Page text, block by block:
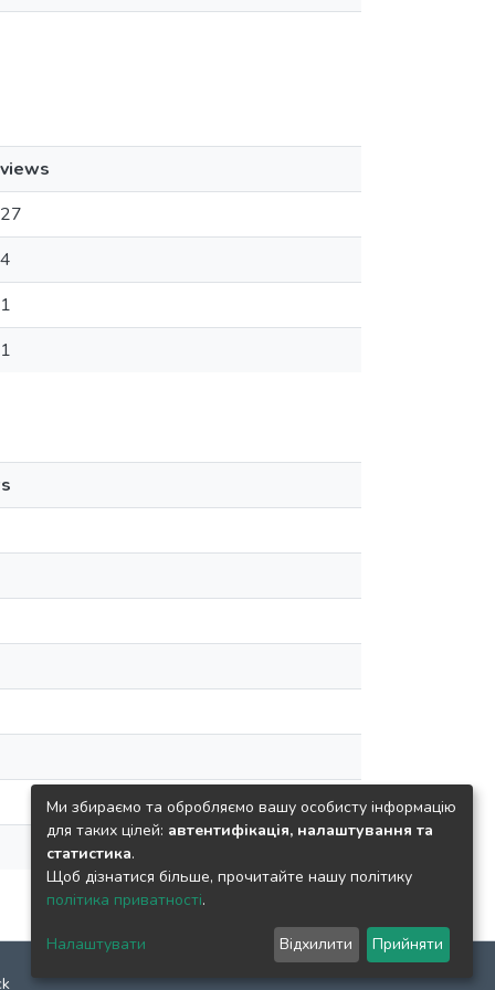
views
27
4
1
1
Ми збираємо та обробляємо вашу особисту інформацію
для таких цілей: автентифікація, налаштування та
статистика.
Щоб дізнатися більше, прочитайте нашу політику
політика приватності.
Налаштувати Відхилити Прийняти